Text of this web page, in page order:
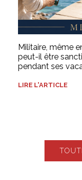
Militaire, même
peut-il être
pendant ses
LIRE L'ARTICLE